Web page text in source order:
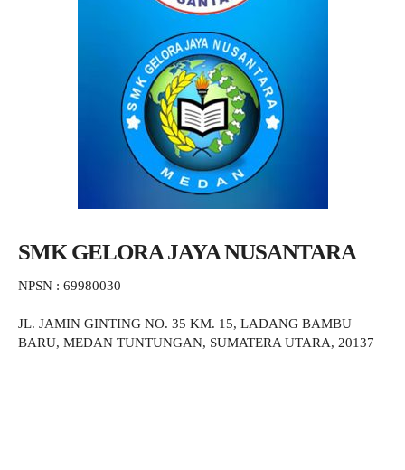
SMK GELORA JAYA NUSANTARA
NPSN : 69980030
JL. JAMIN GINTING NO. 35 KM. 15, LADANG BAMBU
BARU, MEDAN TUNTUNGAN, SUMATERA UTARA, 20137